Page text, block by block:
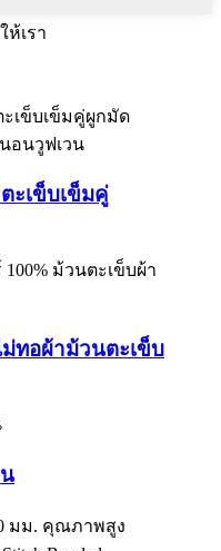
เรา
ะเข็บเข็มคู่
ม่ทอผ้าม้วนตะเข็บ